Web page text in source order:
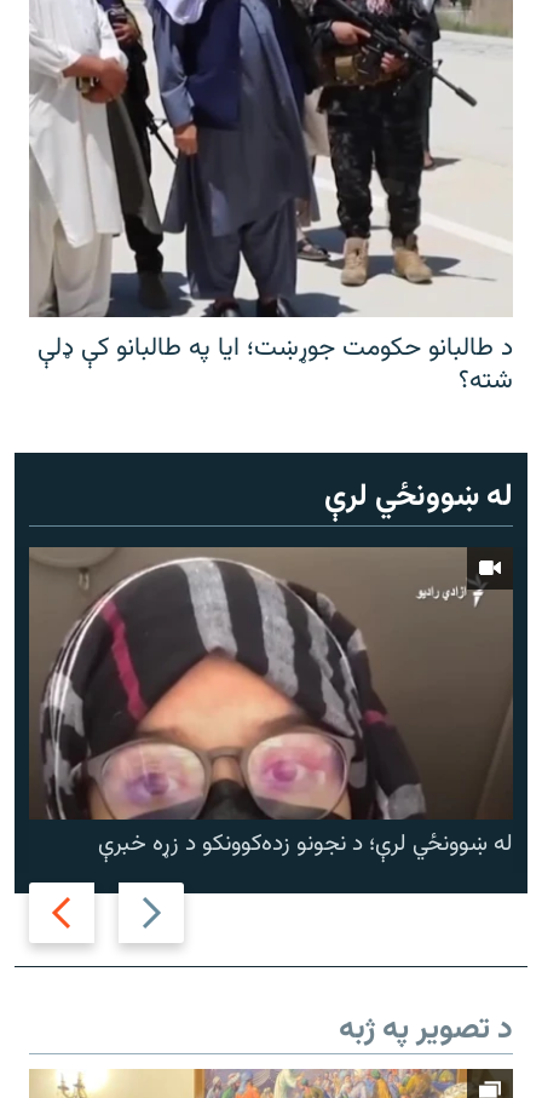
د طالبانو حکومت جوړښت؛ ایا په طالبانو کې ډلې
شته؟
له ښوونځي لرې
Previous
slide
Next
slide
له ښوونځي لرې؛ د نجونو زده‌کوونکو د زړه خبرې
د تصویر په ژبه